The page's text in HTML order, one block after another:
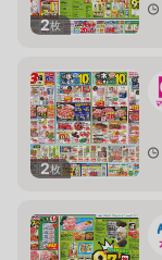
2枚
2枚